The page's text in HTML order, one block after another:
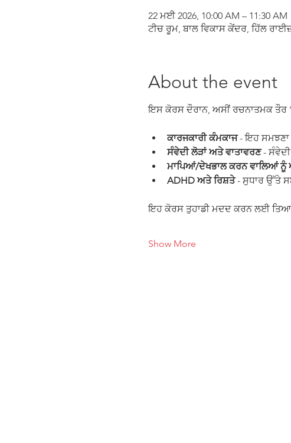
22 ਮਈ 2026, 10:00 AM – 11:30 AM
ਟੀਚ ਰੂਮ, ਬਾਲ ਵਿਕਾਸ ਕੇਂਦਰ, ਹਿੱਲ
About the event
ਇਸ ਕੋਰਸ ਦੌਰਾਨ, ਅਸੀਂ ਰਚਨਾਤਮਕ ਤੌਰ
ਕਾਰਜਕਾਰੀ ਕੰਮਕਾਜ - ਇਹ ਸਮਝਣਾ
ਸੰਵੇਦੀ ਲੋੜਾਂ ਅਤੇ ਵਾਤਾਵਰਣ - ਸੰਵੇਦੀ
ਮਾਪਿਆਂ/ਦੇਖਭਾਲ ਕਰਨ ਵਾਲਿਆਂ ਨੂੰ
ADHD ਅਤੇ ਰਿਸ਼ਤੇ - ਸੁਧਾਰ ਉੱਤੇ
ਇਹ ਕੋਰਸ ਤੁਹਾਡੀ ਮਦਦ ਕਰਨ ਲਈ
Show More